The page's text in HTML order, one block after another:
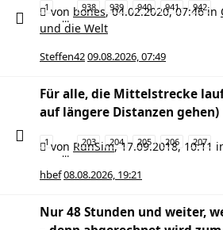
1
…
938 939 940 941 942
von bones,04.02.2020, 07:46in
und die Welt
Steffen4209.08.2026, 07:49
Für alle, die Mittelstrecke
auf längere Distanzen gehen)
1
…
203 204 205 206 207
von RunSim,17.09.2018, 10:11
hbef08.08.2026, 19:21
Nur 48 Stunden und weiter,